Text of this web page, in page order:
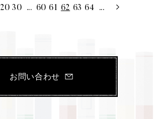
20 30 ... 60 61 62 63 64 ...
お問い合わせ